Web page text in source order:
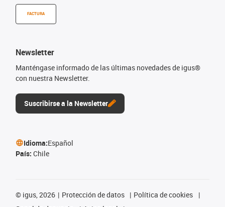
FACTURA
Newsletter
Manténgase informado de las últimas novedades de igus®
con nuestra Newsletter.
Suscribirse a la Newsletter
Idioma:Español
País: Chile
© igus, 2026 Protección de datos
Política de cookies